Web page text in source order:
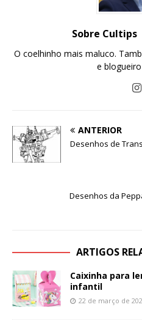
Sobre Cultips
O coelhinho mais maluco.
e
ANTERIOR
Desenhos de
Desenhos da
ARTIGOS
Caixinha para
infantil
22 de março de